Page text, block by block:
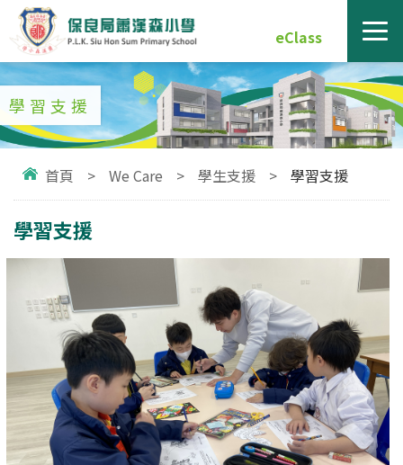
eClass
學習支援
首頁 > We Care > 學生支援 > 學習支援
學習支援